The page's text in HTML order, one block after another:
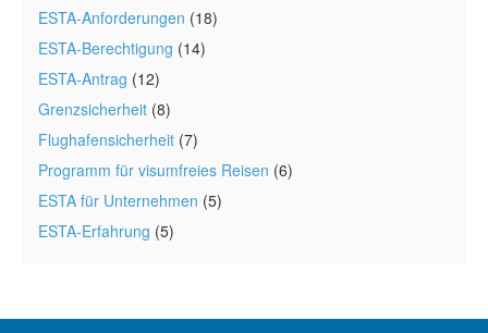
ESTA-Anforderungen (18)
ESTA-Berechtigung (14)
ESTA-Antrag (12)
Grenzsicherheit (8)
Flughafensicherheit (7)
Programm für visumfreies Reisen (6)
ESTA für Unternehmen (5)
ESTA-Erfahrung (5)